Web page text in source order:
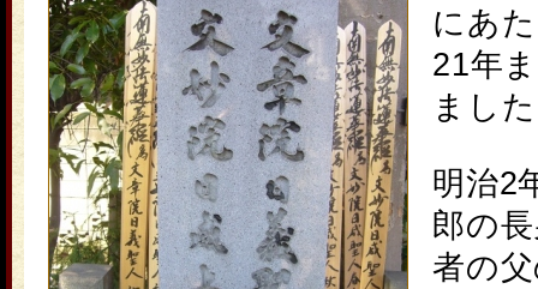
にあ
21年
まし
明治2
郎の
者の